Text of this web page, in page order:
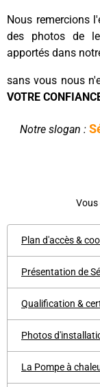
Nous remercions
des photos de
apportés dans
sans vous nous
VOTRE
Notre slogan :
Vous
Plan d'accès &
Présentation de
Qualification &
Photos
La Pompe à